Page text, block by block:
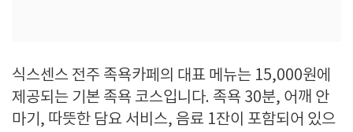
식스센스 전주 족욕카페의 대표 메뉴는 15,000원에
제공되는 기본 족욕 코스입니다. 족욕 30분, 어깨 안
마기, 따뜻한 담요 서비스, 음료 1잔이 포함되어 있으